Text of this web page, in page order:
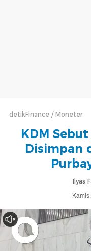
detikFinance Moneter
KDM
Disimpan
Ilyas